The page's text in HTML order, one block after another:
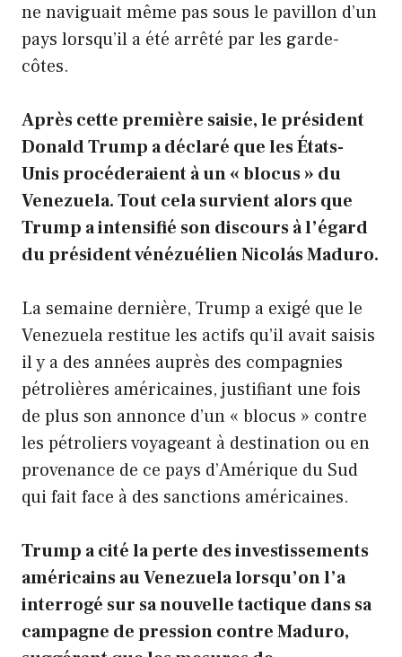
ne naviguait même pas sous le pavillon d’un
pays lorsqu’il a été arrêté par les garde-
côtes.
Après cette première saisie, le président
Donald Trump a déclaré que les États-
Unis procéderaient à un « blocus » du
Venezuela.Tout cela survient alors que
Trump a intensifié son discours à l’égard
du président vénézuélien Nicolás Maduro.
La semaine dernière, Trump a exigé que le
Venezuela restitue les actifs qu’il avait saisis
il y a des années auprès des compagnies
pétrolières américaines, justifiant une fois
de plus son annonce d’un « blocus » contre
les pétroliers voyageant à destination ou en
provenance de ce pays d’Amérique du Sud
qui fait face à des sanctions américaines.
Trump a cité la perte des investissements
américains au Venezuela lorsqu’on l’a
interrogé sur sa nouvelle tactique dans sa
campagne de pression contre Maduro,